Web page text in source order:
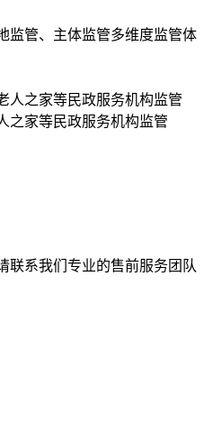
监管、主体监管多维度监管体
之家等民政服务机构监管
联系我们专业的售前服务团队